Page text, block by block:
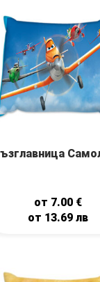
от 7.00 €
от 13.69 лв